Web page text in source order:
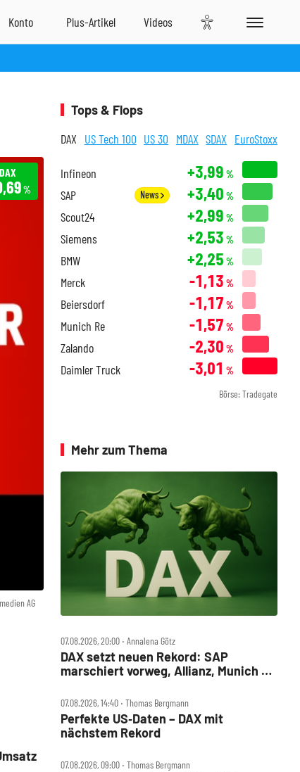
AG
DAX
%
Tops & Flops
DAX US Tech 100 US 30 MDAX SDAX EuroStoxx
Infineon +3,99 %
SAP News +3,40 %
Scout24 +2,99 %
Siemens +2,53 %
BMW +2,25 %
Merck -1,13 %
Beiersdorf -1,17 %
Munich Re -1,57 %
Zalando -2,30 %
Daimler Truck -3,01 %
Börse: Tradegate
Mehr zum Thema
07.08.2026, 20:00 ‧ Annalena Götz
DAX setzt neuen Rekord: SAP
marschiert vorweg, Allianz, Munich Re
07.08.2026, 14:40 ‧ Thomas Bergmann
Perfekte US‑Daten – DAX mit
nächstem Rekord
07.08.2026, 09:00 ‧ Thomas Bergmann